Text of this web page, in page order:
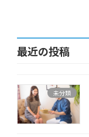
最近の投稿
未分類